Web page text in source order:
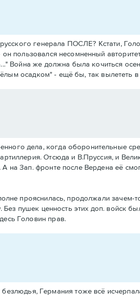
генерала ПОСЛЕ? Кстати,
пользовался несомненный
Война же должна была кочиться
осадком" - ещё бы, так вылететь в
дела, когда оборонительные
Отсюда и В.Пруссия, и
на Зап. фронте после Вердена её
прояснилась, продолжали зачем-
пушек ценность этих доп. войск
Головин прав.
Германия тоже всё